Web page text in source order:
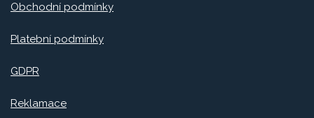
Obchodní podmínky
Platební podmínky
GDPR
Reklamace